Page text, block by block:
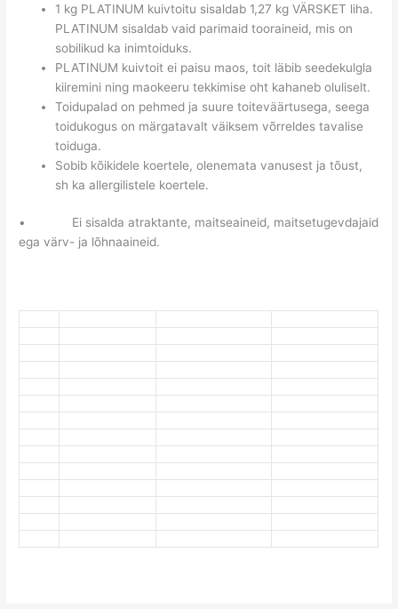
1 kg PLATINUM kuivtoitu sisaldab 1,27 kg VÄRSKET liha.
PLATINUM sisaldab vaid parimaid tooraineid, mis on
sobilikud ka inimtoiduks.
PLATINUM kuivtoit ei paisu maos, toit läbib seedekulgla
kiiremini ning maokeeru tekkimise oht kahaneb oluliselt.
Toidupalad on pehmed ja suure toiteväärtusega, seega
toidukogus on märgatavalt väiksem võrreldes tavalise
toiduga.
Sobib kõikidele koertele, olenemata vanusest ja tõust,
sh ka allergilistele koertele.
• Ei sisalda atraktante, maitseaineid, maitsetugevdajaid
ega värv- ja lõhnaaineid.